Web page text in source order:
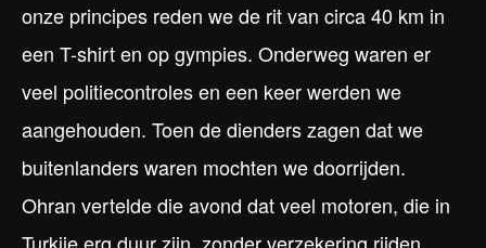
onze principes reden we de rit van circa 40 km in
een T-shirt en op gympies. Onderweg waren er
veel politiecontroles en een keer werden we
aangehouden. Toen de dienders zagen dat we
buitenlanders waren mochten we doorrijden.
Ohran vertelde die avond dat veel motoren, die in